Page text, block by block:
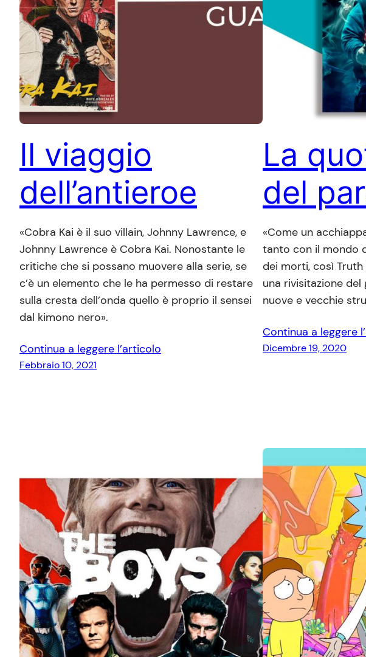
Il viaggio
dell’antieroe
«Cobra Kai è il suo villain, Johnny Lawrence, e
Johnny Lawrence è Cobra Kai. Nonostante le
critiche che si possano muovere alla serie, se
c’è un elemento che le ha permesso di restare
sulla cresta dell’onda quello è proprio il sensei
dal kimono nero».
Continua a leggere l’articolo
Febbraio 10, 2021
La
del
«Come un
tanto con il mondo
dei morti, così
una rivisitazione
nuove e vecchie
Continua a leggere
Dicembre 19, 2020